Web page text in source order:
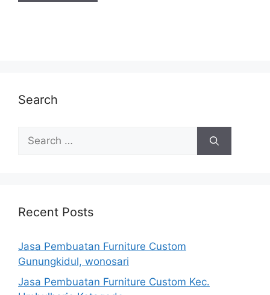
Search
Search
for:
Recent Posts
Jasa Pembuatan Furniture Custom
Gunungkidul, wonosari
Jasa Pembuatan Furniture Custom Kec.